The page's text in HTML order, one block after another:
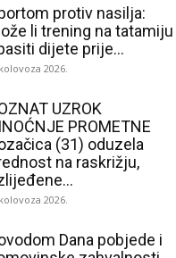
protiv nasilja:
li trening na tatamiju
dijete prije...
2026.
UZROK
PROMETNE
(31) oduzela
na raskrižju,
2026.
Dana pobjede i